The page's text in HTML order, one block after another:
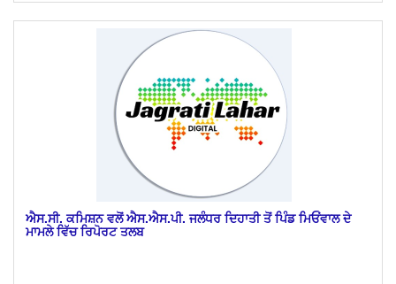
ਐਸ.ਸੀ. ਕਮਿਸ਼ਨ ਵਲੋਂ ਐਸ.ਐਸ.ਪੀ. ਜਲੰਧਰ ਦਿਹਾਤੀ ਤੋਂ ਪਿੰਡ ਮਿਓਂਵਾਲ ਦੇ
ਮਾਮਲੇ ਵਿੱਚ ਰਿਪੋਰਟ ਤਲਬ